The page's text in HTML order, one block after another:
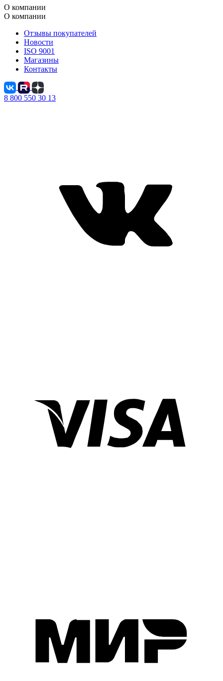
О компании
О компании
Отзывы покупателей
Новости
ISO 9001
Магазины
Контакты
8 800 550 30 13